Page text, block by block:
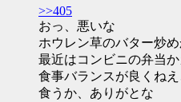
>>405
おっ、悪いな
ホウレン草のバター炒め
最近はコンビニの弁当
食事バランスが良くね
食うか、ありがとな